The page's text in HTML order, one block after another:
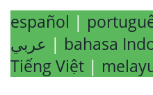
español |
| bahasa
Tiếng Việt |